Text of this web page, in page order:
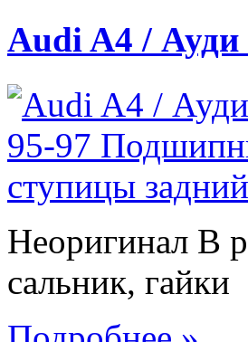
Audi A4 /
Неоригинал В
сальник, гайки